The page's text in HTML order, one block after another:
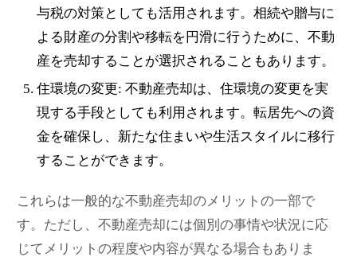
与税の対策としても活用されます。相続や贈与に
よる財産の分割や移転を円滑に行うために、不動
産を売却することが選択されることもあります。
住環境の変更: 不動産売却は、住環境の変更を実
現する手段としても利用されます。転居先への資
金を確保し、新たな住まいや生活スタイルに移行
することができます。
これらは一般的な不動産売却のメリットの一部で
す。ただし、不動産売却には個別の事情や状況に応
じてメリットの程度や内容が異なる場合もありま